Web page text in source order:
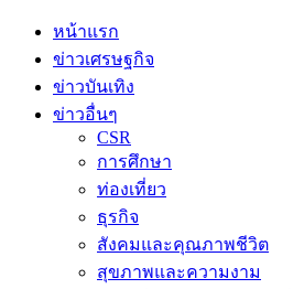
Skip
content
หน้าแรก
ข่าวเศรษฐกิจ
ข่าวบันเทิง
ข่าวอื่นๆ
CSR
การศึกษา
ท่องเที่ยว
ธุรกิจ
สังคมและคุณภาพชีวิต
สุขภาพและความงาม